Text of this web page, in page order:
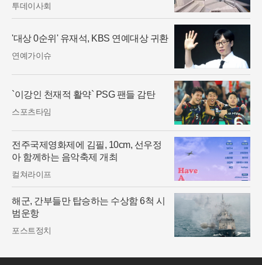
투데이사회
'대상 0순위' 유재석, KBS 연예대상 귀환
연예가이슈
`이강인 천재적 활약` PSG 팬들 감탄
스포츠타임
전주국제영화제에 김필, 10cm, 선우정
아 함께하는 음악축제 개최
컬쳐라이프
해군, 간부들만 탑승하는 수상함 6척 시
범운항
포스트정치